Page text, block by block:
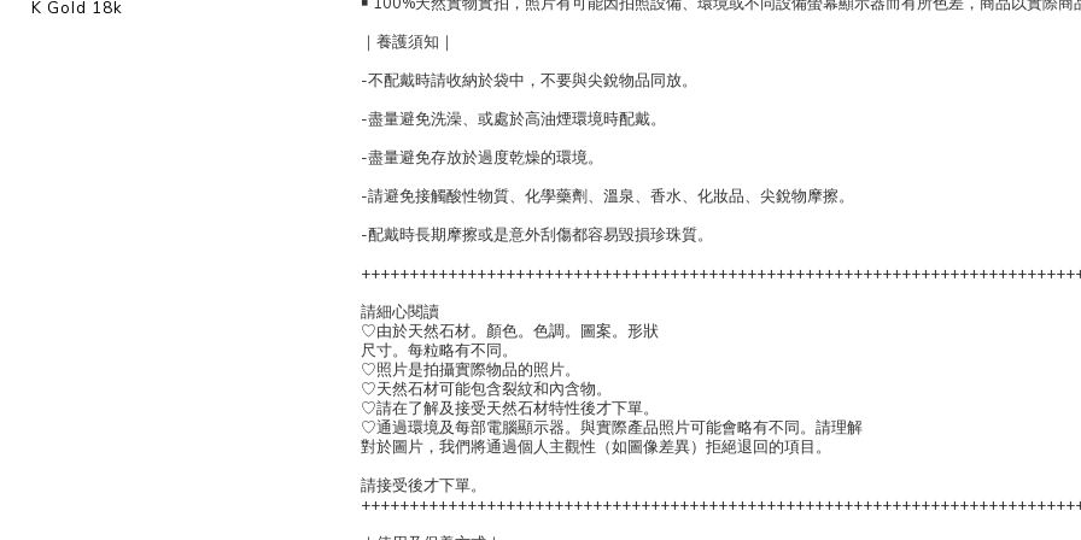
K Gold 18k
｜養護須知｜
-不配戴時請收納於袋中，不要與尖銳物品同放。
-盡量避免洗澡、或處於高油煙環境時配戴。
-盡量避免存放於過度乾燥的環境。
-請避免接觸酸性物質、化學藥劑、溫泉、香水、化妝品、尖銳物摩擦。
-配戴時長期摩擦或是意外刮傷都容易毀損珍珠質。
請細心閱讀
♡由於天然石材。顏色。色調。圖案。形狀
尺寸。每粒略有不同。
♡照片是拍攝實際物品的照片。
♡天然石材可能包含裂紋和內含物。
♡請在了解及接受天然石材特性後才下單。
♡通過環境及每部電腦顯示器。與實際產品照片可能會略有不同。請理解
對於圖片，我們將通過個人主觀性（如圖像差異）拒絕退回的項目。
請接受後才下單。